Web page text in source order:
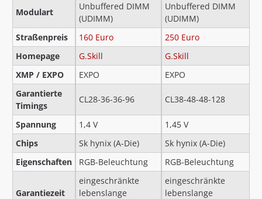
Modulart
Unbuffered DIMM
(UDIMM)
Unbuffered DIMM
(UDIMM)
Straßenpreis
160 Euro
250 Euro
Homepage
G.Skill
G.Skill
XMP / EXPO
EXPO
EXPO
Garantierte
Timings
CL28-36-36-96 CL38-48-48-128
Spannung 1,4 V
1,45 V
Chips
Sk hynix (A-Die)
Sk hynix (A-Die)
Eigenschaften
RGB-Beleuchtung RGB-Beleuchtung
Garantiezeit
eingeschränkte
lebenslange
eingeschränkte
lebenslange